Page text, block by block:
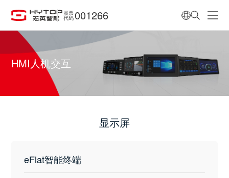
股票
代码 001266
HMI人机交互
显示屏
eFlat智能终端